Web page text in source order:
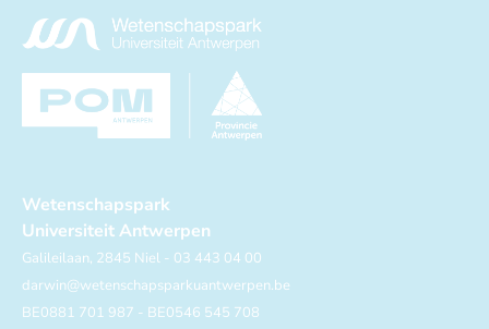
Wetenschapspark
Universiteit Antwerpen
Galileilaan, 2845 Niel - 03 443 04 00
darwin@wetenschapsparkuantwerpen.be
BE0881 701 987 - BE0546 545 708